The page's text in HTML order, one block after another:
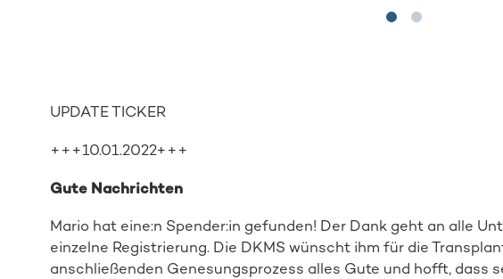
UPDATE TICKER
+++10.01.2022+++
Gute Nachrichten
Mario hat eine:n Spender:in gefunden! Der Dank geht an alle
einzelne Registrierung. Die DKMS wünscht ihm für die
anschließenden Genesungsprozess alles Gute und hofft, dass